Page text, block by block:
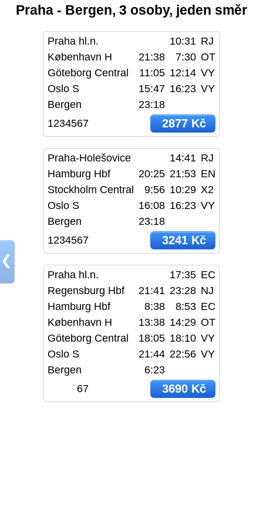
❮
Praha - Bergen, 3 osoby, jeden směr
Praha hl.n. 10:31 RJ
København H
21:38 7:30 OT
Göteborg Central
11:05 12:14 VY
Oslo S
15:47 16:23 VY
Bergen
23:18
1234567
2877 Kč
Praha-Holešovice 14:41 RJ
Hamburg Hbf
20:25 21:53 EN
Stockholm Central
9:56 10:29 X2
Oslo S
16:08 16:23 VY
Bergen
23:18
1234567
3241 Kč
Praha hl.n. 17:35 EC
Regensburg Hbf
21:41 23:28 NJ
Hamburg Hbf
8:38 8:53 EC
København H
13:38 14:29 OT
Göteborg Central
18:05 18:10 VY
Oslo S
21:44 22:56 VY
Bergen
6:23
67
3690 Kč